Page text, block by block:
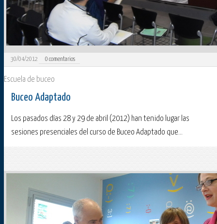
30/04/2012 0 comentarios
Escuela de buceo
Buceo Adaptado
Los pasados días 28 y 29 de abril (2012) han tenido lugar las
sesiones presenciales del curso de Buceo Adaptado que...